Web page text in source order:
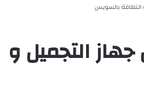
النظافة بالسويس
التجميل و